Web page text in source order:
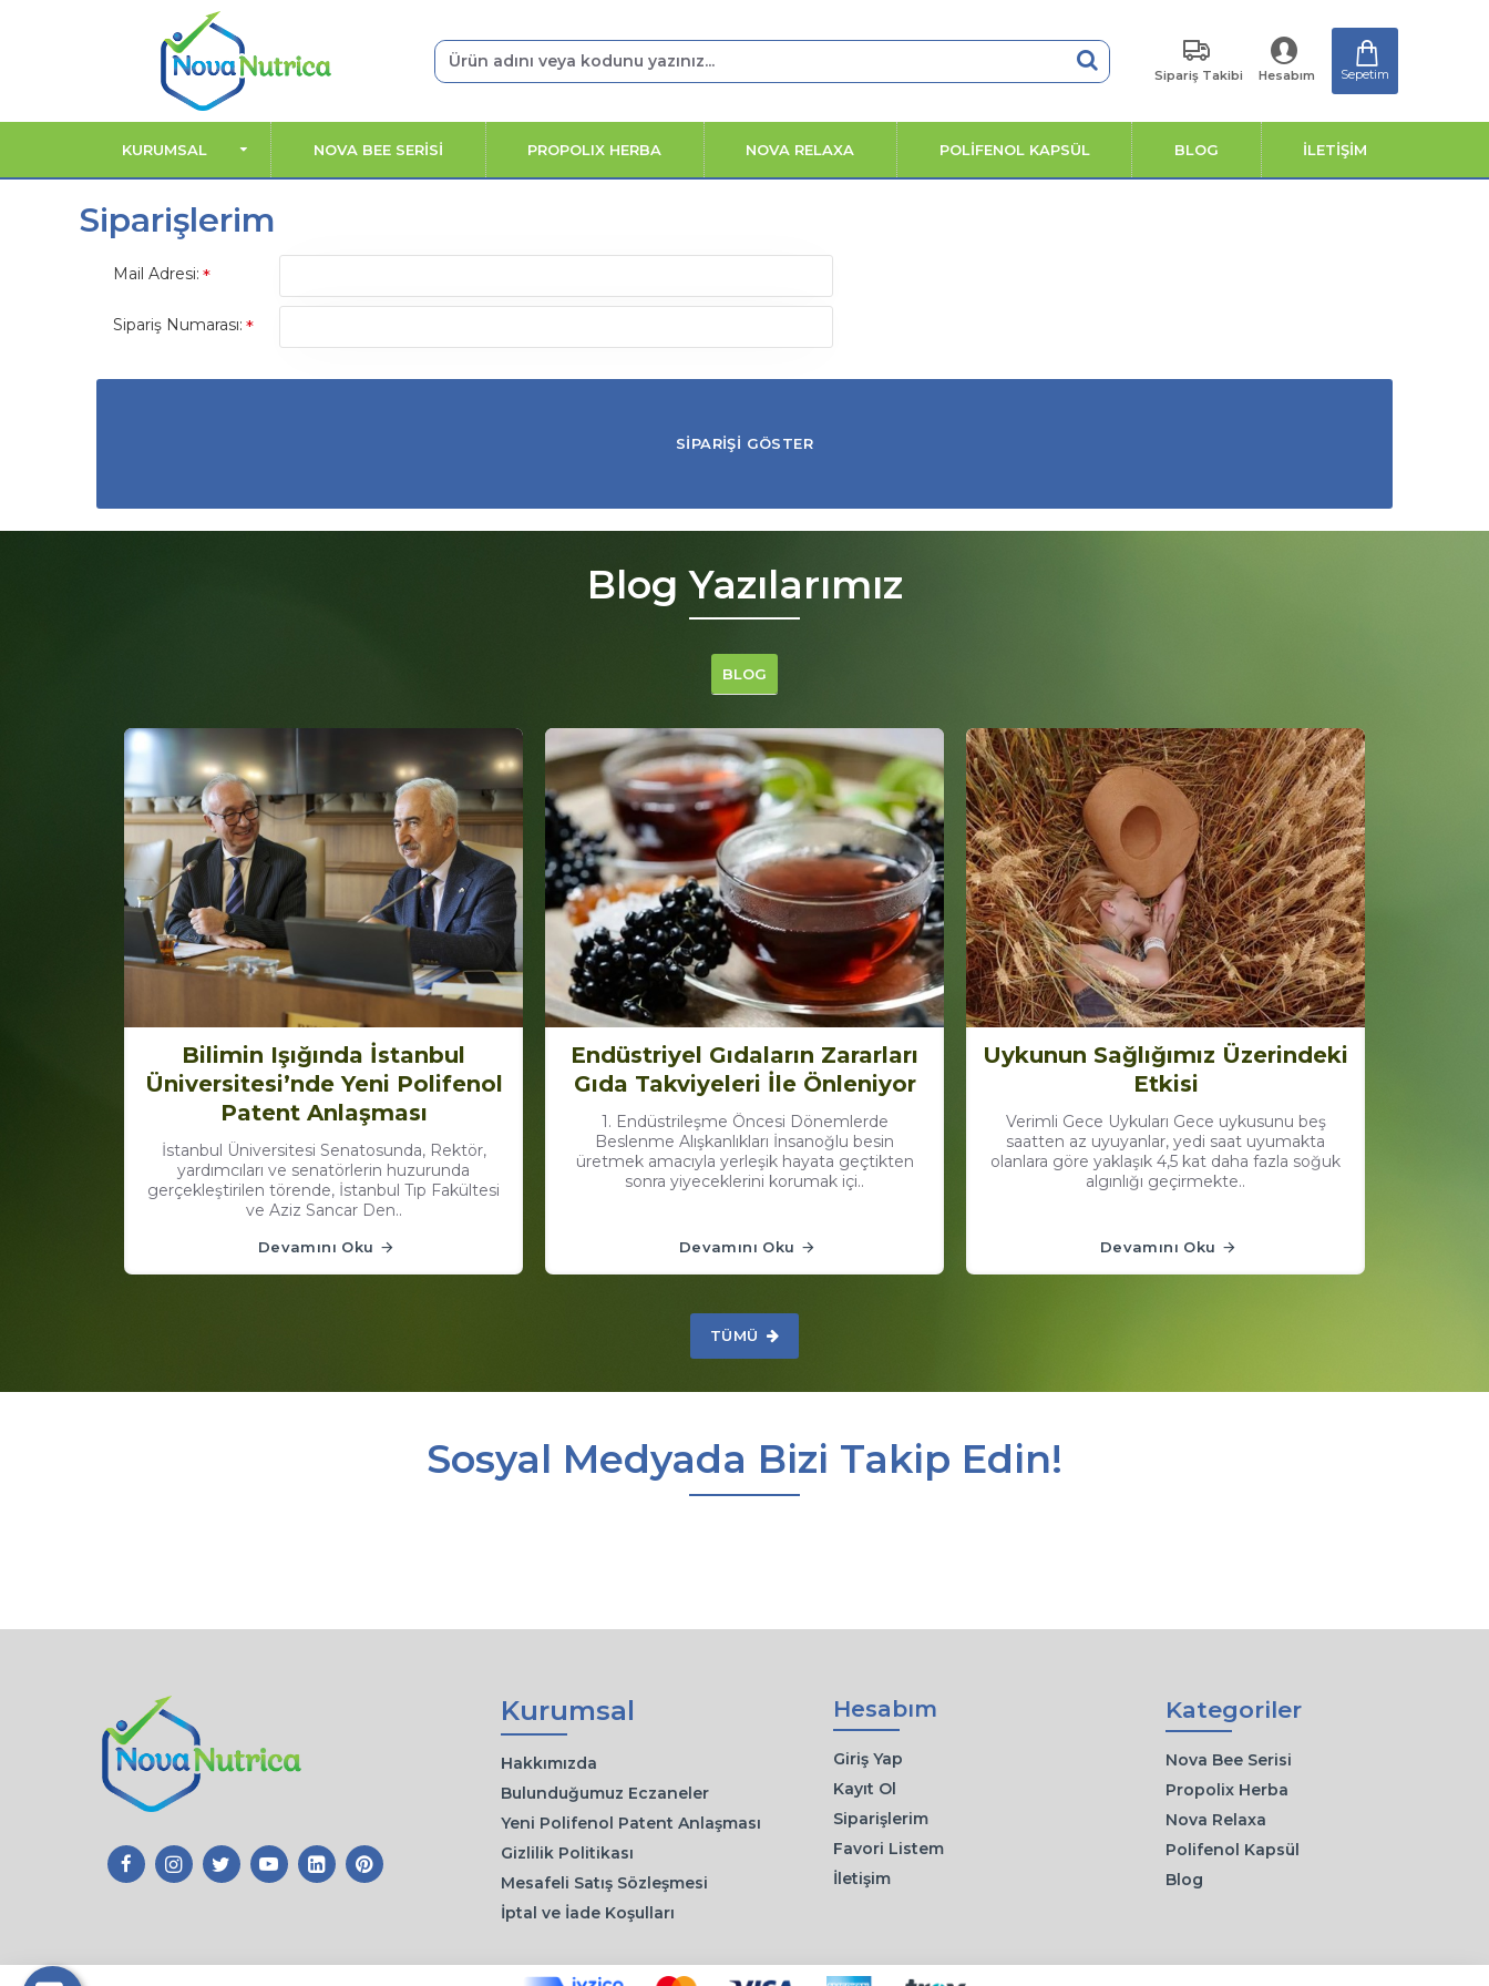
Tek Tıkla Ödeme Kolaylığı
Sipariş Takibi Hesabım Sepetim
KURUMSAL NOVA BEE SERİSİ PROPOLIX HERBA NOVA RELAXA POLİFENOL KAPSÜL BLOG İLETİŞİM
Siparişlerim
Mail Adresi:
Sipariş Numarası:
Blog Yazılarımız
BLOG
Bilimin Işığında İstanbul
Üniversitesi’nde Yeni Polifenol
Patent Anlaşması
İstanbul Üniversitesi Senatosunda, Rektör,
yardımcıları ve senatörlerin huzurunda
gerçekleştirilen törende, İstanbul Tıp Fakültesi
ve Aziz Sancar Den..
Devamını Oku
Endüstriyel Gıdaların Zararları
Gıda Takviyeleri İle Önleniyor
1. Endüstrileşme Öncesi Dönemlerde
Beslenme Alışkanlıkları İnsanoğlu besin
üretmek amacıyla yerleşik hayata geçtikten
sonra yiyeceklerini korumak içi..
Devamını Oku
Uykunun Sağlığımız Üzerindeki
Etkisi
Verimli Gece Uykuları Gece uykusunu beş
saatten az uyuyanlar, yedi saat uyumakta
olanlara göre yaklaşık 4,5 kat daha fazla soğuk
algınlığı geçirmekte..
Devamını Oku
TÜMÜ
Sosyal Medyada Bizi Takip Edin!
Kurumsal
Hakkımızda
Bulunduğumuz Eczaneler
Yeni Polifenol Patent Anlaşması
Gizlilik Politikası
Mesafeli Satış Sözleşmesi
İptal ve İade Koşulları
Hesabım
Giriş Yap
Kayıt Ol
Siparişlerim
Favori Listem
İletişim
Kategoriler
Nova Bee Serisi
Propolix Herba
Nova Relaxa
Polifenol Kapsül
Blog